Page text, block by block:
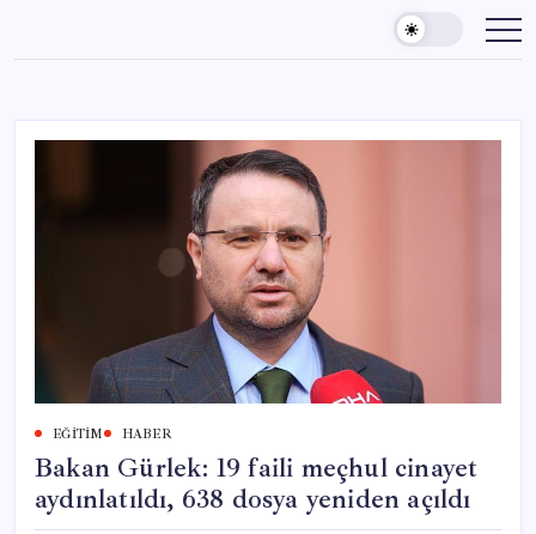
content
EĞITIM HABER
Bakan Gürlek: 19 faili meçhul cinayet
aydınlatıldı, 638 dosya yeniden açıldı